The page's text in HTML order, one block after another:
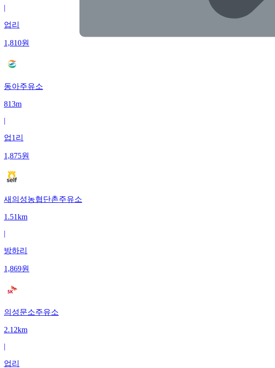
|
업리
1,810원
동아주유소
813m
|
업1리
1,875원
새의성농협단촌주유소
1.51km
|
방하리
1,869원
의성문소주유소
2.12km
|
업리